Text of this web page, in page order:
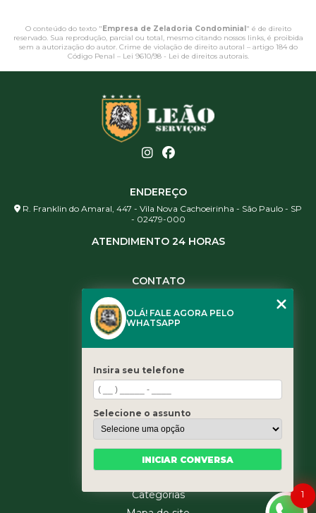
O conteúdo do texto "Empresa de Zeladoria Condominial" é de direito
reservado. Sua reprodução, parcial ou total, mesmo citando nossos links, é proibida
sem a autorização do autor. Crime de violação de direito autoral – artigo 184 do
Código Penal – Lei 9610/98 - Lei de direitos autorais.
ENDEREÇO
R. Franklin do Amaral, 447 - Vila Nova Cachoeirinha - São Paulo - SP
- 02479-000
ATENDIMENTO 24 HORAS
CONTATO
(11) 3461-5871
contato@leaoservicos.com.br
Home
Quem somos
Serviços
Blog
Categorias
1
OLÁ! FALE AGORA PELO
WHATSAPP
Insira seu telefone
Selecione o assunto
INICIAR CONVERSA